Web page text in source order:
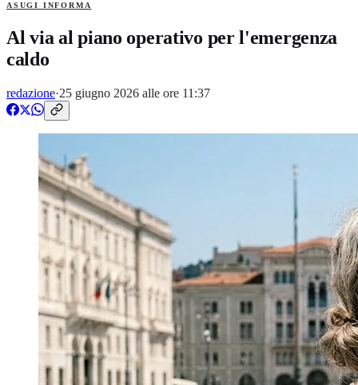
ASUGI INFORMA
Al via al piano operativo per l'emergenza
caldo
redazione·25 giugno 2026 alle ore 11:37